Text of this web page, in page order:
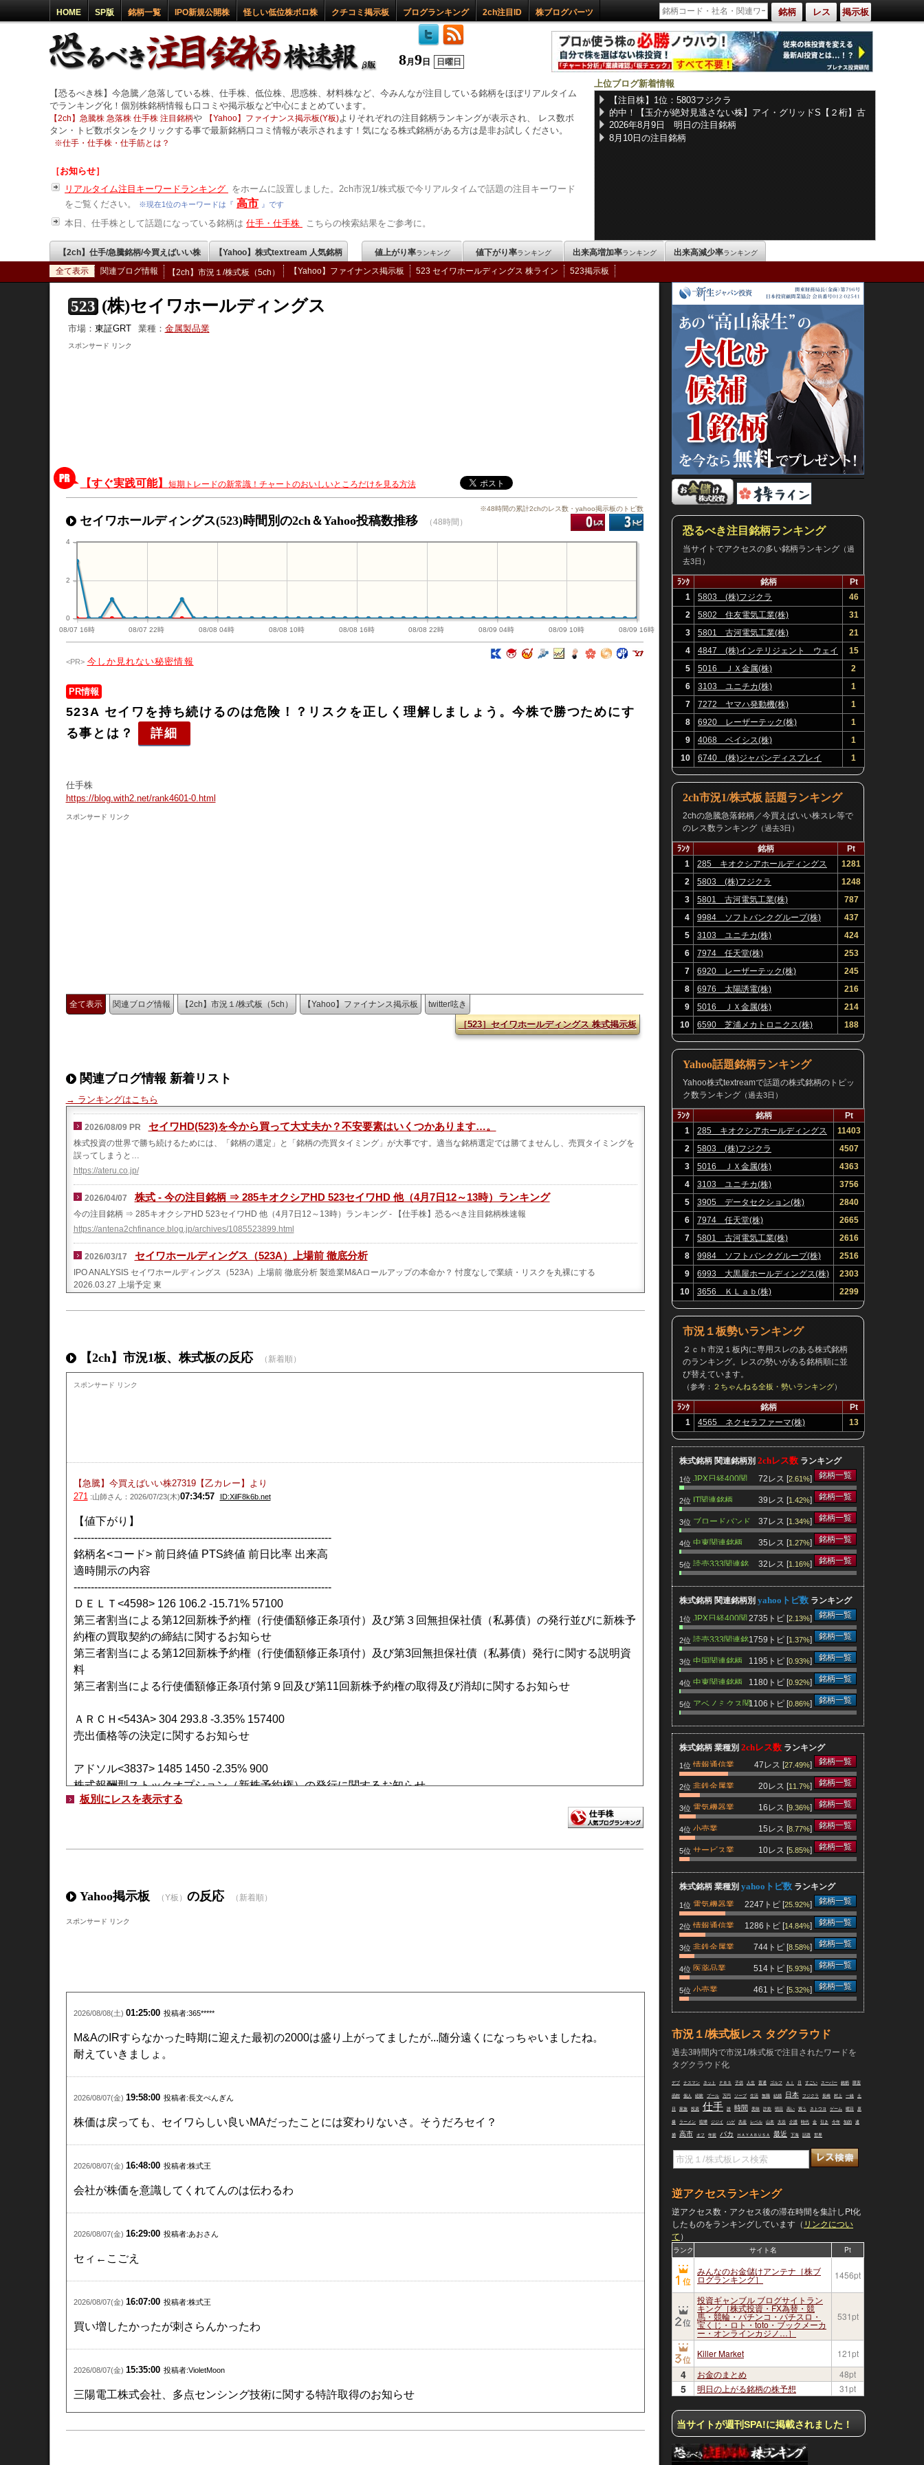
HOME SP版 銘柄一覧 IPO新規公開株 怪しい低位株ボロ株 クチコミ掲示板 ブログランキング 2ch注目ID 株ブログパーツ 銘柄 レス 掲示板
8月 9 日 日曜日
【恐るべき株】今急騰／急落している株、仕手株、低位株、思惑株、材料株など、今みんなが注目している銘柄をほぼリアルタイム
でランキング化！個別株銘柄情報も口コミや掲示板など中心にまとめています。
【2ch】急騰株 急落株 仕手株 注目銘柄や 【Yahoo】ファイナンス掲示板(Y板)よりそれぞれの注目銘柄ランキングが表示され、 レス数ボ
タン・トピ数ボタンをクリックする事で最新銘柄口コミ情報が表示されます！気になる株式銘柄がある方は是非お試しください。
※仕手・仕手株・仕手筋とは？
［お知らせ］
リアルタイム注目キーワードランキング
をホームに設置しました。2ch市況1/株式板で今リアルタイムで話題の注目キーワード
をご覧ください。
※現在1位のキーワードは『 高市 』です
本日、仕手株として話題になっている銘柄は 仕手・仕手株 こちらの検索結果をご参考に。
上位ブログ新着情報
【注目株】1位：5803フジクラ
的中！【玉介が絶対見逃さない株】アイ・グリッドS【２桁】古
野電気【＋１２％】ＧＯ【＋４７％】
2026年8月9日 明日の注目銘柄
8月10日の注目銘柄
【2ch】仕手/急騰銘柄/今買えばいい株 【Yahoo】株式textream 人気銘柄 値上がり率ランキング 値下がり率ランキング 出来高増加率ランキング 出来高減少率ランキング
全て表示 関連ブログ情報 【2ch】市況１/株式板（5ch） 【Yahoo】ファイナンス掲示板 523 セイワホールディングス 株ライン 523掲示板
523 (株)セイワホールディングス
市場： 東証GRT 業種： 金属製品業
スポンサード リンク
【すぐ実践可能】 短期トレードの新常識！チャートのおいしいところだけを見る方法
セイワホールディングス(523)時間別の2ch＆Yahoo投稿数推移 （48時間）
※48時間の累計2chのレス数・yahoo掲示板のトピ数
08/07 16時 08/07 22時 08/08 04時 08/08 10時 08/08 16時 08/08 22時 08/09 04時 08/09 10時 08/09 16時
0
2
4
今しか見れない秘密情報
PR情報
523A セイワを持ち続けるのは危険！？リスクを正しく理解しましょう。今株で勝つためにす
る事とは？
詳細
仕手株
https://blog.with2.net/rank4601-0.html
スポンサード リンク
全て表示 関連ブログ情報 【2ch】市況１/株式板（5ch） 【Yahoo】ファイナンス掲示板 twitter呟き
［523］セイワホールディングス 株式掲示板
関連ブログ情報 新着リスト
→ ランキングはこちら
2026/08/09 PR セイワHD(523)を今から買って大丈夫か？不安要素はいくつかあります…。
株式投資の世界で勝ち続けるためには、「銘柄の選定」と「銘柄の売買タイミング」が大事です。適当な銘柄選定では勝てませんし、売買タイミングを
誤ってしまうと…
https://ateru.co.jp/
2026/04/07 株式 - 今の注目銘柄 ⇒ 285キオクシアHD 523セイワHD 他（4月7日12～13時）ランキング
今の注目銘柄 ⇒ 285キオクシアHD 523セイワHD 他（4月7日12～13時）ランキング - 【仕手株】恐るべき注目銘柄株速報
https://antena2chfinance.blog.jp/archives/1085523899.html
2026/03/17 セイワホールディングス（523A）上場前 徹底分析
IPO ANALYSIS セイワホールディングス（523A）上場前 徹底分析 製造業M&Aロールアップの本命か？ 忖度なしで業績・リスクを丸裸にする
2026.03.27 上場予定 東
https://cozy-days.hatenablog.com/entry/seiwaholdings
【2ch】市況1板、株式板の反応 （新着順）
スポンサード リンク
【急騰】今買えばいい株27319【乙カレー】 より
271 :山師さん：2026/07/23(木)07:34:57 ID:XilF8k6b.net
【値下がり】
---------------------------------------------------------------------------
銘柄名<コード> 前日終値 PTS終値 前日比率 出来高
適時開示の内容
---------------------------------------------------------------------------
ＤＥＬＴ<4598> 126 106.2 -15.71% 57100
第三者割当による第12回新株予約権（行使価額修正条項付）及び第３回無担保社債（私募債）の発行並びに新株予
約権の買取契約の締結に関するお知らせ
第三者割当による第12回新株予約権（行使価額修正条項付）及び第3回無担保社債（私募債）発行に関する説明資
料
第三者割当による行使価額修正条項付第９回及び第11回新株予約権の取得及び消却に関するお知らせ
ＡＲＣＨ<543A> 304 293.8 -3.35% 157400
売出価格等の決定に関するお知らせ
アドソル<3837> 1485 1450 -2.35% 900
株式報酬型ストックオプション（新株予約権）の発行に関するお知らせ
執行役員に対する譲渡制限付株式報酬としての自己株式の処分に関するお知らせ
従業員に対する譲渡制限付株式報酬としての自己株式の処分に関するお知らせ
酉島製 <6363> 2848 2818 -1.05% 200
譲渡制限付株式報酬としての自己株式の処分の払込完了に関するお知らせ
ＣＤＳ <2169> 1715 1700 -0.87% 200
業績予想の修正に関するお知らせ
オービッ<4684> 4176 4150 -0.62% 16100
779:山師さん：2026/07/21(火)12:29:47
セイワに注目
板がおかしい
【急騰】今買えばいい株27283【げりーら失踪】
72
02:49:31
信用組は一切同情できん
俺は信用でセイワ3000株仕込んだ
板別にレスを表示する
Yahoo掲示板 （Y板） の反応 （新着順）
スポンサード リンク
2026/08/08(土) 01:25:00 投稿者:365*****
M&AのIRすらなかった時期に迎えた最初の2000は盛り上がってましたが...随分遠くになっちゃいましたね。
耐えていきましょ。
2026/08/07(金) 19:58:00 投稿者:長文ぺんぎん
株価は戻っても、セイワらしい良いMAだったことには変わりないさ。そうだろセイ？
2026/08/07(金) 16:48:00 投稿者:株式王
会社が株価を意識してくれてんのは伝わるわ
2026/08/07(金) 16:29:00 投稿者:あおさん
セィ←こごえ
2026/08/07(金) 16:07:00 投稿者:株式王
買い増したかったが刺さらんかったわ
2026/08/07(金) 15:35:00 投稿者:VioletMoon
三陽電工株式会社、多点センシング技術に関する特許取得のお知らせ
恐るべき注目銘柄ランキング
当サイトでアクセスの多い銘柄ランキング（過
去3日）
ﾗﾝｸ 銘柄
Pt
1
5803 (株)フジクラ
46
2
5802 住友電気工業(株)
31
3
5801 古河電気工業(株)
21
4
4847 (株)インテリジェント ウェイ
ブ
15
5
5016 ＪＸ金属(株)
2
6
3103 ユニチカ(株)
1
7
7272 ヤマハ発動機(株)
1
8
6920 レーザーテック(株)
1
9
4068 ベイシス(株)
1
10
6740 (株)ジャパンディスプレイ 1
2ch市況1/株式板 話題ランキング
2chの急騰急落銘柄／今買えばいい株スレ等で
のレス数ランキング（過去3日）
ﾗﾝｸ 銘柄
Pt
1
285 キオクシアホールディングス
(株)
1281
2
5803 (株)フジクラ
1248
3
5801 古河電気工業(株)
787
4
9984 ソフトバンクグループ(株)
437
5
3103 ユニチカ(株)
424
6
7974 任天堂(株)
253
7
6920 レーザーテック(株)
245
8
6976 太陽誘電(株)
216
9
5016 ＪＸ金属(株)
214
10
6590 芝浦メカトロニクス(株) 188
Yahoo話題銘柄ランキング
Yahoo株式textreamで話題の株式銘柄のトピッ
ク数ランキング（過去3日）
ﾗﾝｸ 銘柄
Pt
1
285 キオクシアホールディングス
(株)
11403
2
5803 (株)フジクラ
4507
3
5016 ＪＸ金属(株)
4363
4
3103 ユニチカ(株)
3756
5
3905 データセクション(株)
2840
6
7974 任天堂(株)
2665
7
5801 古河電気工業(株)
2616
8
9984 ソフトバンクグループ(株)
2516
9
6993 大黒屋ホールディングス(株)
2303
10
3656 ＫＬａｂ(株) 2299
市況１板勢いランキング
２ｃｈ市況１板内に専用スレのある株式銘柄
のランキング。レスの勢いがある銘柄順に並
び替えています。
（参考：２ちゃんねる全板・勢いランキング）
ﾗﾝｸ 銘柄
Pt
1
4565 ネクセラファーマ(株) 13
株式銘柄 関連銘柄別 2chレス数 ランキング
1位 JPX日経400関
連銘柄
72レス [2.61%] 銘柄一覧
2位 IT関連銘柄 39レス [1.42%] 銘柄一覧
3位 ブロードバンド
関連銘柄
37レス [1.34%] 銘柄一覧
4位 中東関連銘柄 35レス [1.27%] 銘柄一覧
5位 読売333関連銘
柄
32レス [1.16%] 銘柄一覧
株式銘柄 関連銘柄別 yahooトピ数 ランキング
1位 JPX日経400関
連銘柄
2735トピ [2.13%] 銘柄一覧
2位 読売333関連銘
柄
1759トピ [1.37%] 銘柄一覧
3位 中国関連銘柄 1195トピ [0.93%] 銘柄一覧
4位 中東関連銘柄 1180トピ [0.92%] 銘柄一覧
5位 アベノミクス関
連銘柄
1106トピ [0.86%] 銘柄一覧
株式銘柄 業種別 2chレス数 ランキング
1位 情報通信業 47レス [27.49%] 銘柄一覧
2位 非鉄金属業 20レス [11.7%] 銘柄一覧
3位 電気機器業 16レス [9.36%] 銘柄一覧
4位 小売業 15レス [8.77%] 銘柄一覧
5位 サービス業 10レス [5.85%] 銘柄一覧
株式銘柄 業種別 yahooトピ数 ランキング
1位 電気機器業 2247トピ [25.92%] 銘柄一覧
2位 情報通信業 1286トピ [14.84%] 銘柄一覧
3位 非鉄金属業 744トピ [8.58%] 銘柄一覧
4位 医薬品業 514トピ [5.93%] 銘柄一覧
5位 小売業 461トピ [5.32%] 銘柄一覧
市況１/株式板レス タグクラウド
過去3時間内で市況1/株式板で注目されたワードを
タグクラウド化
デブ ナスマン ネット ＰＢＳ 子供 人生 普通 ゴルフ ＡＩ 月 すごい スーパー 銘柄 障害
函館 個人 経験 プール 万円 ソープ 生活 無職 結婚 日本 フジクラ 長崎 村上 一緒 土
日 家族 投資 仕手 誰 時間 美味 詐欺 明日 高い 買う ネトウヨ ゲーム 曜日 原
爆 ラーメン 喧嘩 ジジイ ハゲ 共産 レベル 山本 大谷 介護 時代 金 引き 今年 知的 逮
捕 高市 オフ 年前 バカ ＨＡＹＡＢＵＳＡ 最近 下海 話題 世界
逆アクセスランキング
逆アクセス数・アクセス後の滞在時間を集計しPt化
したものをランキングしています（ リンクについ
て）
ランク サイト名 Pt
みんなのお金儲けアンテナ［株ブ
ログランキング］ 1456pt
投資ギャンブル ブログサイトラン
キング［株式投資・FX為替・競
馬・競輪・パチンコ・パチスロ・
宝くじ・ロト・toto・ブックメーカ
ー・オンラインカジノ…］
531pt
Killer Market 121pt
4 お金のまとめ 48pt
5 明日の上がる銘柄の株予想 31pt
当サイトが週刊SPA!に掲載されました！